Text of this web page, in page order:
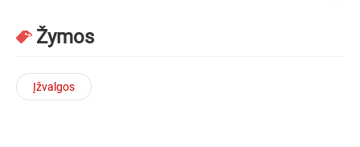
Žymos
Įžvalgos